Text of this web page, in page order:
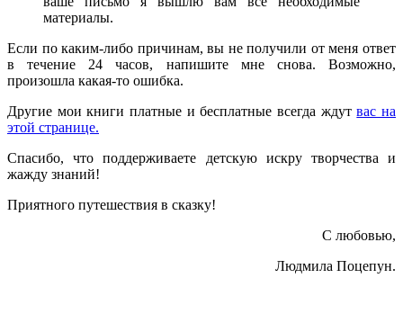
материалы.
Если по каким-либо причинам, вы не получили от меня ответ
в течение 24 часов, напишите мне снова. Возможно,
произошла какая-то ошибка.
Другие мои книги платные и бесплатные всегда ждутвас на
этой странице.
Спасибо, что поддерживаете детскую искру творчества и
жажду знаний!
Приятного путешествия в сказку!
С любовью,
Людмила Поцепун.